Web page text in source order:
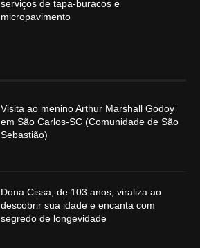
serviços de tapa-buracos e
micropavimento
Visita ao menino Arthur Marshall Godoy
em São Carlos-SC (Comunidade de São
Sebastião)
Dona Cissa, de 103 anos, viraliza ao
descobrir sua idade e encanta com
segredo de longevidade